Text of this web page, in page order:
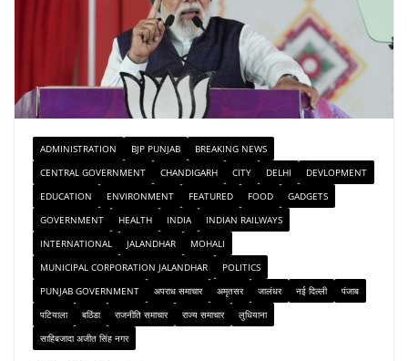
ADMINISTRATION BJP PUNJAB
BREAKING NEWS
CENTRAL GOVERNMENT
CHANDIGARH CITY DELHI
DEVLOPMENT
EDUCATION
ENVIRONMENT FEATURED FOOD
GADGETS
GOVERNMENT
HEALTH INDIA
INDIAN RAILWAYS
INTERNATIONAL
JALANDHAR
MOHALI
MUNICIPAL CORPORATION JALANDHAR
POLITICS
PUNJAB GOVERNMENT
अपराध समाचार अमृतसर जालंधर नई दिल्ली
पंजाब
पटियाला
बठिंडा राजनीति समाचार राज्य समाचार
लुधियाना
साहिबजादा अजीत सिंह नगर